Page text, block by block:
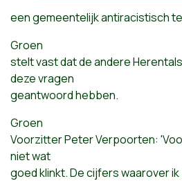
een gemeentelijk antiracistisch
Groen
stelt vast dat de andere
deze vragen
geantwoord hebben.
Groen
Voorzitter Peter Verpoorten:
niet wat
goed klinkt. De cijfers waarover